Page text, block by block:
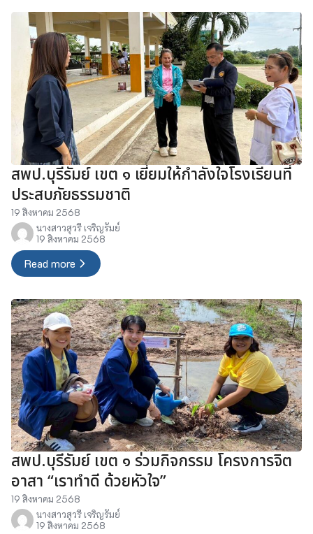
สพป.บุรีรัมย์ เขต ๑ เยี่ยมให้กำลังใจโรงเรียนที่
ประสบภัยธรรมชาติ
19 สิงหาคม 2568
นางสาวสุวรี เจริญรัมย์
19 สิงหาคม 2568
Read more
สพป.บุรีรัมย์ เขต ๑ ร่วมกิจกรรม โครงการจิต
อาสา “เราทำดี ด้วยหัวใจ”
19 สิงหาคม 2568
นางสาวสุวรี เจริญรัมย์
19 สิงหาคม 2568